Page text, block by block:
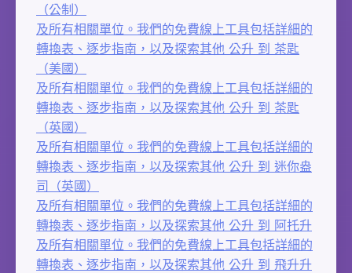
（公制）
及所有相關單位。我們的免費線上工具包括詳細的
轉換表、逐步指南，以及探索其他 公升 到 茶匙
（美國）
及所有相關單位。我們的免費線上工具包括詳細的
轉換表、逐步指南，以及探索其他 公升 到 茶匙
（英國）
及所有相關單位。我們的免費線上工具包括詳細的
轉換表、逐步指南，以及探索其他 公升 到 迷你盎
司（英國）
及所有相關單位。我們的免費線上工具包括詳細的
轉換表、逐步指南，以及探索其他 公升 到 阿托升
及所有相關單位。我們的免費線上工具包括詳細的
轉換表、逐步指南，以及探索其他 公升 到 飛升升